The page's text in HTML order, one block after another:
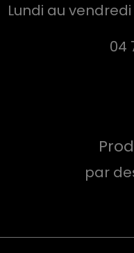
Lundi au vendredi
04
par